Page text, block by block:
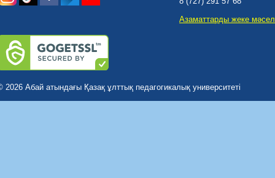
Азаматтарды жеке
2026 Абай атындағы Қазақ ұлттық педагогикалық университеті